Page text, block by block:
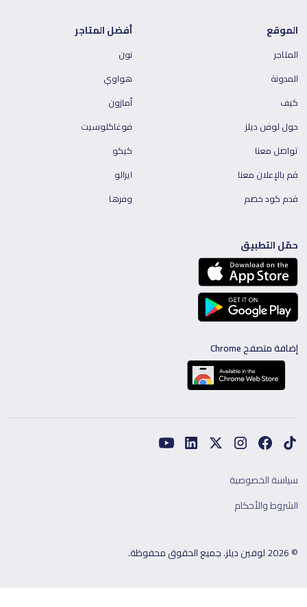
الموقع
المتاجر
المدونة
كيف
حول لوفن ديلز
تواصل معنا
قم بالإعلان معنا
قدم كود خصم
أفضل المتاجر
نون
هواوي
أمازون
فوغاكلوسيت
كيكو
ايرالو
وفرها
حمّل التطبيق
إضافة متصفح Chrome
© 2026 لوفين ديلز. جميع الحقوق محفوظة.
سياسة الخصوصية
الشروط والأحكام